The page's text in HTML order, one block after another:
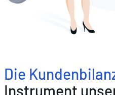
Die
Instrument